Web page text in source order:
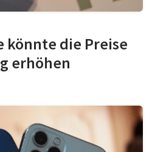
könnte die Preise
erhöhen